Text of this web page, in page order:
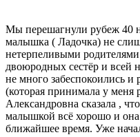
Мы перешагнули рубеж 40
малышка ( Ладочка) не
нетерпеливыми
двоюродных сестёр и
не много забеспокоились и
(которая принимала у
Александровна сказала ,
малышкой всё хорошо и она
ближайшее время. Уже